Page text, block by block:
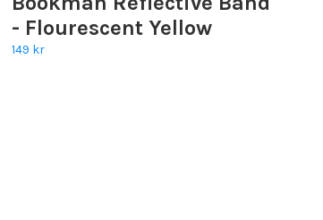
- Flourescent Yellow
149 kr